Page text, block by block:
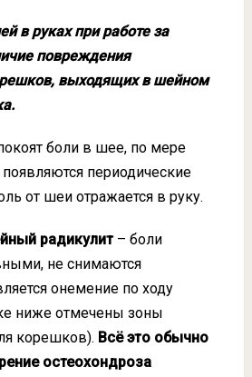
в руках при работе за
повреждения
выходящих в шейном
боли в шее, по мере
периодические
от шеи отражается в руку.
радикулит– боли
не снимаются
онемение по ходу
ниже отмечены зоны
корешков). Всё это обычно
остеохондроза